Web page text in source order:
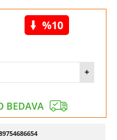
%10
BEDAVA